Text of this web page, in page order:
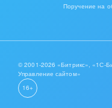
Поручение на
© 2001-2026 «Битрикс», «1С-
Управление сайтом»
16+